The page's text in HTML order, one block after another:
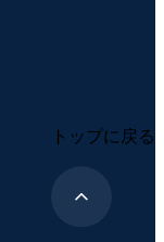
トップに戻る